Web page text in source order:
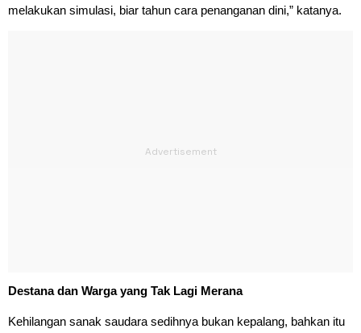
melakukan simulasi, biar tahun cara penanganan dini,” katanya.
Destana dan Warga yang Tak Lagi Merana
Kehilangan sanak saudara sedihnya bukan kepalang, bahkan itu